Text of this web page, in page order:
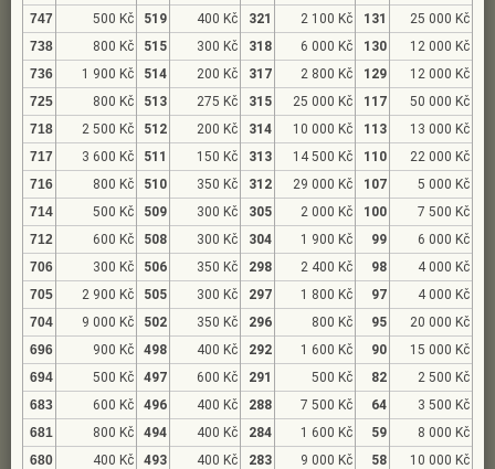
747
500 Kč 519 400 Kč 321 2 100 Kč 131
25 000 Kč
738
800 Kč 515 300 Kč 318 6 000 Kč 130
12 000 Kč
736
1 900 Kč 514 200 Kč 317 2 800 Kč 129
12 000 Kč
725
800 Kč 513 275 Kč 315 25 000 Kč 117
50 000 Kč
718
2 500 Kč 512 200 Kč 314 10 000 Kč 113
13 000 Kč
717
3 600 Kč 511 150 Kč 313 14 500 Kč 110
22 000 Kč
716
800 Kč 510 350 Kč 312 29 000 Kč 107
5 000 Kč
714
500 Kč 509 300 Kč 305 2 000 Kč 100
7 500 Kč
712
600 Kč 508 300 Kč 304 1 900 Kč 99
6 000 Kč
706
300 Kč 506 350 Kč 298 2 400 Kč 98
4 000 Kč
705
2 900 Kč 505 300 Kč 297 1 800 Kč 97
4 000 Kč
704
9 000 Kč 502 350 Kč 296 800 Kč 95
20 000 Kč
696
900 Kč 498 400 Kč 292 1 600 Kč 90
15 000 Kč
694
500 Kč 497 600 Kč 291 500 Kč 82
2 500 Kč
683
600 Kč 496 400 Kč 288 7 500 Kč 64
3 500 Kč
681
800 Kč 494 400 Kč 284 1 600 Kč 59
8 000 Kč
680
400 Kč 493 400 Kč 283 9 000 Kč 58
10 000 Kč